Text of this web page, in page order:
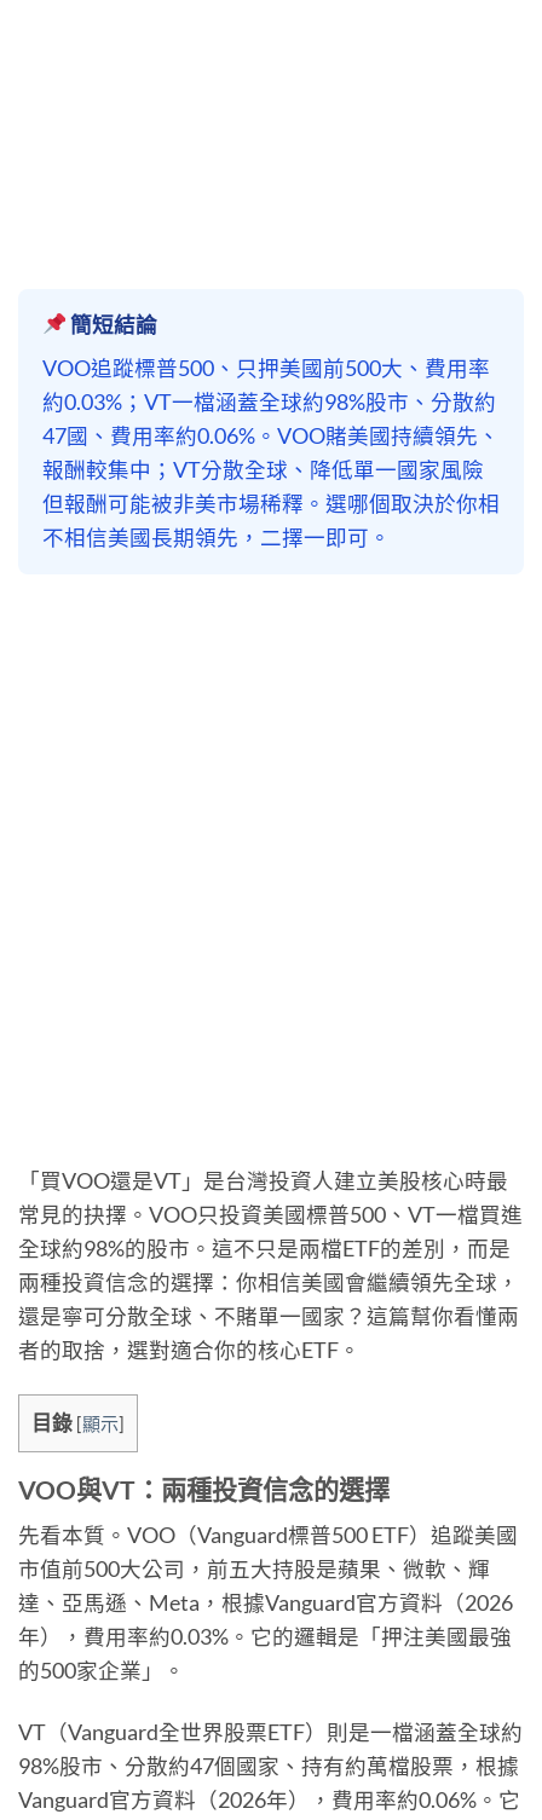
簡短結論
VOO追蹤標普500、只押美國前500大、費用率
約0.03%；VT一檔涵蓋全球約98%股市、分散約
47國、費用率約0.06%。VOO賭美國持續領先、
報酬較集中；VT分散全球、降低單一國家風險
但報酬可能被非美市場稀釋。選哪個取決於你相
不相信美國長期領先，二擇一即可。
「買VOO還是VT」是台灣投資人建立美股核心時最
常見的抉擇。VOO只投資美國標普500、VT一檔買進
全球約98%的股市。這不只是兩檔ETF的差別，而是
兩種投資信念的選擇：你相信美國會繼續領先全球，
還是寧可分散全球、不賭單一國家？這篇幫你看懂兩
者的取捨，選對適合你的核心ETF。
目錄 [顯示]
VOO與VT：兩種投資信念的選擇
先看本質。VOO（Vanguard標普500 ETF）追蹤美國
市值前500大公司，前五大持股是蘋果、微軟、輝
達、亞馬遜、Meta，根據Vanguard官方資料（2026
年），費用率約0.03%。它的邏輯是「押注美國最強
的500家企業」。
VT（Vanguard全世界股票ETF）則是一檔涵蓋全球約
98%股市、分散約47個國家、持有約萬檔股票，根據
Vanguard官方資料（2026年），費用率約0.06%。它